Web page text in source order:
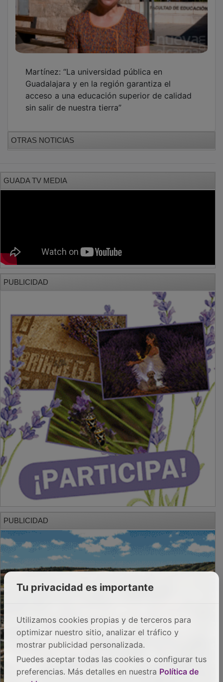
PUBLICIDAD
PUBLICIDAD
Tu privacidad es importante
Utilizamos cookies propias y de terceros para
optimizar nuestro sitio, analizar el tráfico y
mostrar publicidad personalizada.
Puedes aceptar todas las cookies o configurar tus
preferencias. Más detalles en nuestra Política de